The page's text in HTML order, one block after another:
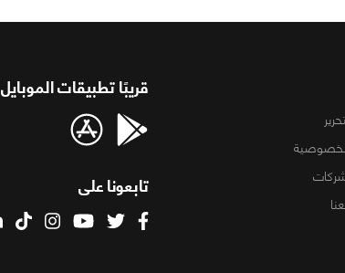
قريبًا تطبيقات الموبايل
تابعونا على